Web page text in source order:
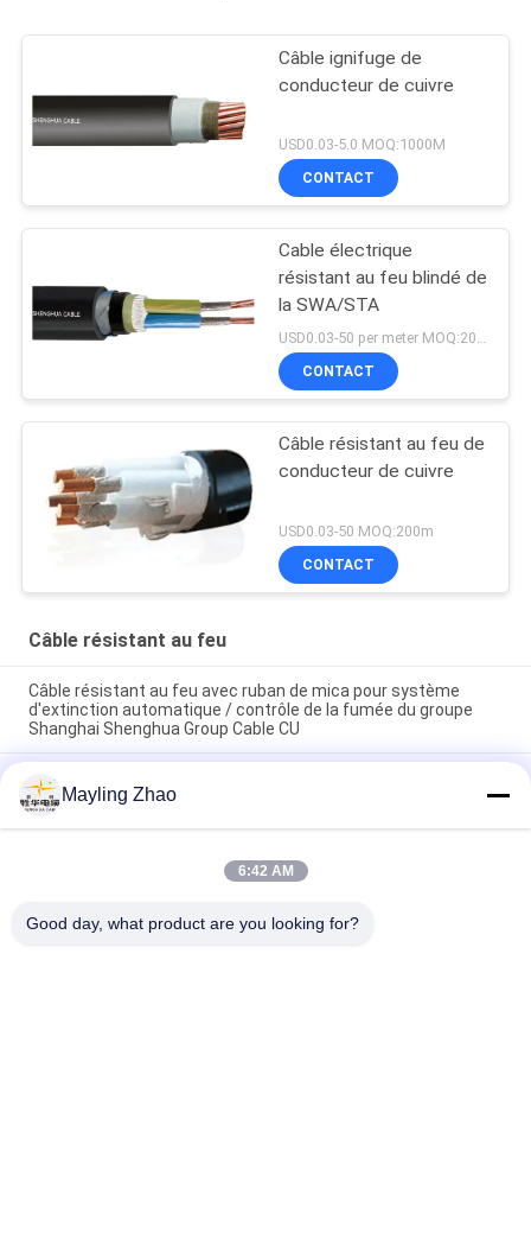
Câble ignifuge de
conducteur de cuivre
USD0.03-5.0 MOQ:1000M
CONTACT
Cable électrique
résistant au feu blindé de
la SWA/STA
USD0.03-50 per meter MOQ:200m
CONTACT
Câble résistant au feu de
conducteur de cuivre
USD0.03-50 MOQ:200m
CONTACT
Câble résistant au feu
Câble résistant au feu avec ruban de mica pour système
d'extinction automatique / contrôle de la fumée du groupe
Shanghai Shenghua Group Cable CU
Cable d'alimentation du groupe Shenghua NYY NYCY Cable
électrique résistant au feu pour bâtiments / câblage de
maison
Shanghai Shenghua câble d'alimentation électrique FRC 4
noyau câble résistant à la chaleur 1,5 mm - 800 mm
Mayling Zhao
6:42 AM
Good day, what product are you looking for?